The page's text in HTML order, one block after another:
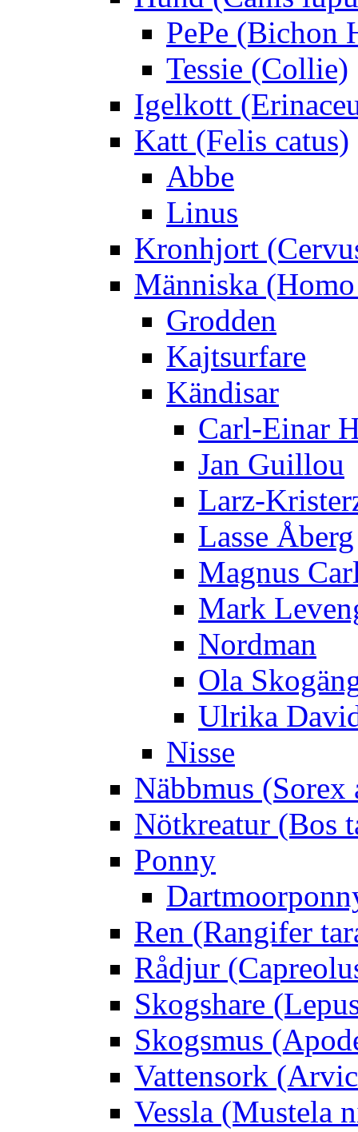
PePe (Bichon
Tessie (Collie)
Igelkott
Katt (Felis catus)
Abbe
Linus
Kronhjort
Människa
Grodden
Kajtsurfare
Kändisar
Carl-Einar
Jan Guillou
Larz-
Lasse Åberg
Magnus
Mark
Nordman
Ola
Ulrika
Nisse
Näbbmus (Sorex
Nötkreatur (Bos
Ponny
Ren (Rangifer
Rådjur
Skogshare
Skogsmus
Vattensork
Vessla (Mustela